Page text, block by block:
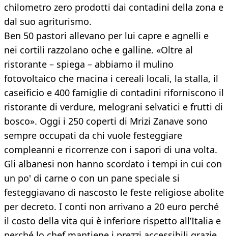
chilometro zero prodotti dai contadini della zona e
dal suo agriturismo.
Ben 50 pastori allevano per lui capre e agnelli e
nei cortili razzolano oche e galline. «Oltre al
ristorante – spiega – abbiamo il mulino
fotovoltaico che macina i cereali locali, la stalla, il
caseificio e 400 famiglie di contadini riforniscono il
ristorante di verdure, melograni selvatici e frutti di
bosco». Oggi i 250 coperti di Mrizi Zanave sono
sempre occupati da chi vuole festeggiare
compleanni e ricorrenze con i sapori di una volta.
Gli albanesi non hanno scordato i tempi in cui con
un po' di carne o con un pane speciale si
festeggiavano di nascosto le feste religiose abolite
per decreto. I conti non arrivano a 20 euro perché
il costo della vita qui è inferiore rispetto all’Italia e